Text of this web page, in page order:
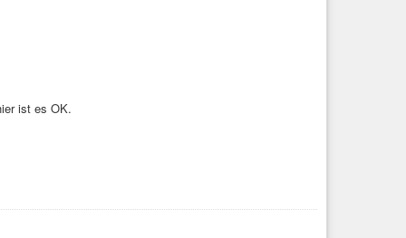
ist es OK.